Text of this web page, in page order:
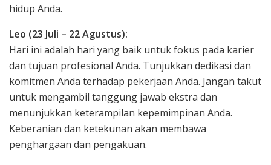
hidup Anda.
Leo (23 Juli – 22 Agustus):
Hari ini adalah hari yang baik untuk fokus pada karier
dan tujuan profesional Anda. Tunjukkan dedikasi dan
komitmen Anda terhadap pekerjaan Anda. Jangan takut
untuk mengambil tanggung jawab ekstra dan
menunjukkan keterampilan kepemimpinan Anda.
Keberanian dan ketekunan akan membawa
penghargaan dan pengakuan.